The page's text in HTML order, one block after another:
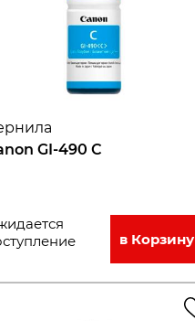
GI-490 С
в Корзину